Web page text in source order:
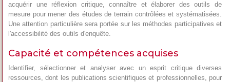
acquérir une réflexion critique, connaître et élaborer des outils de
mesure pour mener des études de terrain contrôlées et systématisées.
Une attention particulière sera portée sur les méthodes participatives et
l'accessibilité des outils d'enquête.
Capacité et compétences acquises
Identifier, sélectionner et analyser avec un esprit critique diverses
ressources, dont les publications scientifiques et professionnelles, pour